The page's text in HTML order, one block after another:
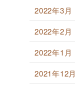
2022年3月
2022年2月
2022年1月
2021年12月